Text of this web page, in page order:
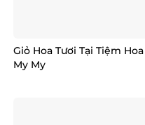
Giỏ Hoa Tươi Tại Tiệm Hoa
My My